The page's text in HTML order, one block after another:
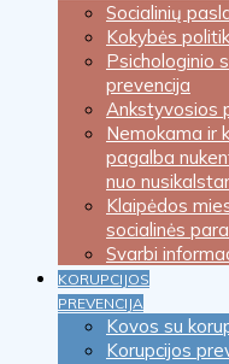
Socialinių
Kokybės
Psichologinio
prevencija
Ankstyvosios
Nemokama ir
pagalba
nuo
Klaipėdos
socialinės
Svarbi
KORUPCIJOS
PREVENCIJA
Kovos su
Korupcijos